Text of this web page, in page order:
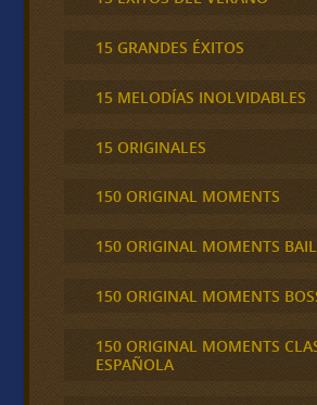
15 GRANDES ÉXITOS
15 MELODÍAS INOLVIDABLES
15 ORIGINALES
150 ORIGINAL MOMENTS
150 ORIGINAL MOMENTS
150 ORIGINAL MOMENTS
150 ORIGINAL MOMENTS
ESPAÑOLA